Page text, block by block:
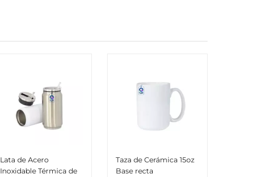
Lata de Acero
Inoxidable Térmica de
Taza de Cerámica 15oz
Base recta